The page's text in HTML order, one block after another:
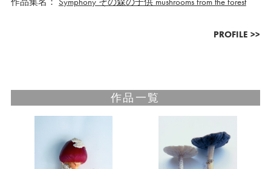
PROFILE >>
作品一覧